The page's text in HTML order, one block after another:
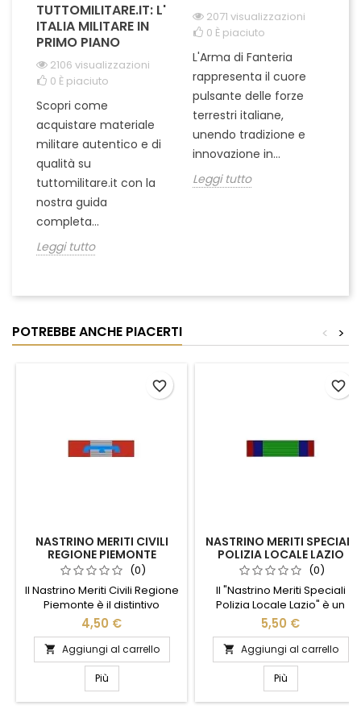
TUTTOMILITARE.IT: L'
ITALIA MILITARE IN
PRIMO PIANO
2106 visualizzazioni
0 È piaciuto
Scopri come
acquistare materiale
militare autentico e di
qualità su
tuttomilitare.it con la
nostra guida
completa...
Leggi tutto
2071 visualizzazioni
0 È piaciuto
L'Arma di Fanteria
rappresenta il cuore
pulsante delle forze
terrestri italiane,
unendo tradizione e
innovazione in...
Leggi tutto
POTREBBE ANCHE PIACERTI >
<
NASTRINO MERITI CIVILI
REGIONE PIEMONTE
(0)
Il Nastrino Meriti Civili Regione
Piemonte è il distintivo
onorifico che valorizza
coraggio, impegno sociale e
servizio reso alla collettività.
Contraddistinto dal fondo
rosso con palo centrale
grigio argento e lambello blu
a tre gocce, è disponibile su
4,50 €
 Aggiungi al carrello
Più
favorite_border
NASTRINO MERITI SPECIALI
POLIZIA LOCALE LAZIO
(0)
Il "Nastrino Meriti Speciali
Polizia Locale Lazio" è un
simbolo di riconoscimento e
onore per coloro che si sono
distinti nel servizio alla
comunità. Realizzato con
materiali di alta qualità,
questo nastrino presenta un
design elegante e distintivo,
5,50 €
 Aggiungi al carrello
Più
favorite_border